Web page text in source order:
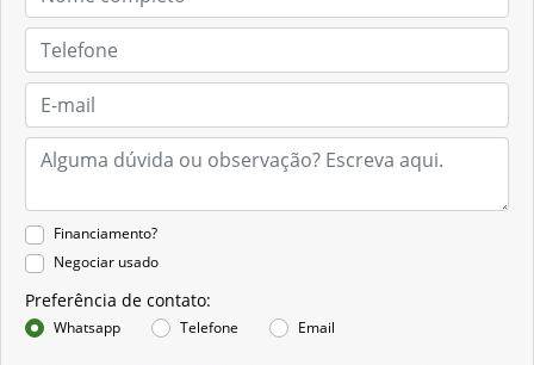
Financiamento?
Negociar usado
Preferência de contato:
Whatsapp Telefone Email